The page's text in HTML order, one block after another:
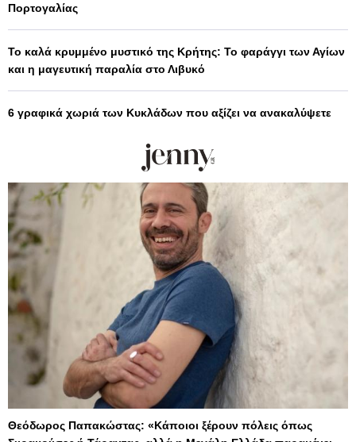
Πορτογαλίας
Το καλά κρυμμένο μυστικό της Κρήτης: Το φαράγγι των Αγίων
και η μαγευτική παραλία στο Λιβυκό
6 γραφικά χωριά των Κυκλάδων που αξίζει να ανακαλύψετε
Θεόδωρος Παπακώστας: «Κάποιοι ξέρουν πόλεις όπως